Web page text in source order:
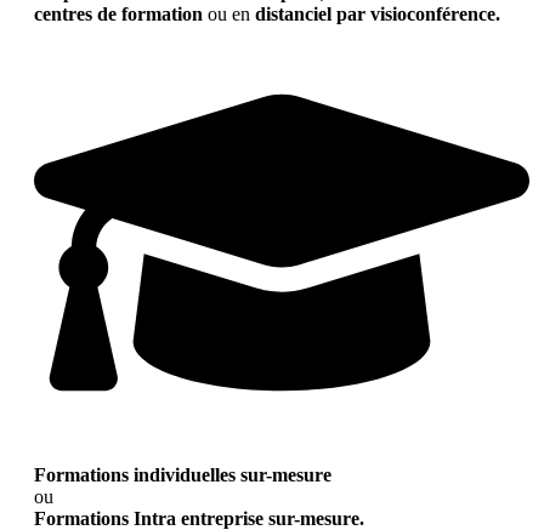
centres de formation ou en distanciel par visioconférence.
Formations individuelles sur-mesure
ou
Formations Intra entreprise sur-mesure.